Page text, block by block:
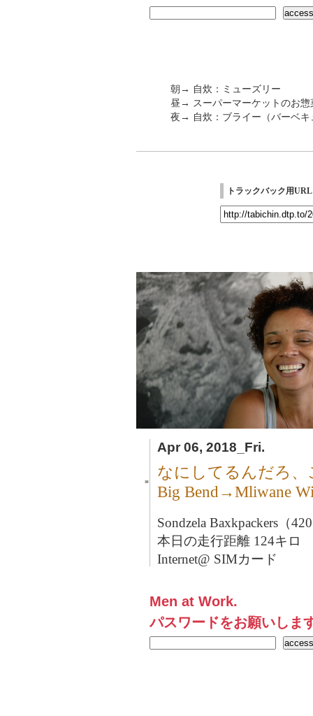
朝→ 自炊：ミューズリー
昼→ スーパーマーケットのお惣
夜→ 自炊：ブライー（バーベキ
トラックバック用URL
Apr 06, 2018_Fri.
■
なにしてるんだろ
Big Bend→Mliwane
Sondzela Baxkpackers（
本日の走行距離 124キロ
Internet@ SIMカード
Men at Work.
パスワードをお願いしま